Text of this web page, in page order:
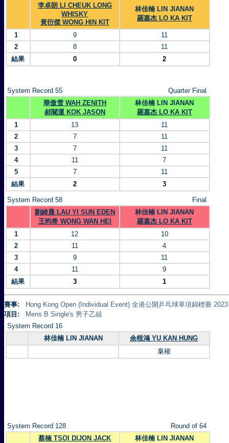
李卓朗 LI CHEUK LONG
WHISKY
黃衍傑 WONG HIN KIT
林佳楠 LIN JIANAN
羅嘉杰 LO KA KIT
1 9
11
2
8
11
結果
0 2
System Record 55
Quarter Final
華傲雪 WAH ZENITH
郝闓運 KOK JASON
林佳楠 LIN JIANAN
羅嘉杰 LO KA KIT
1
13
11
2
7
11
3
7
11
4
11
7
5
7
11
結果
2 3
System Record 58
Final
劉綺晨 LAU YI SUN EDEN
王昀希 WONG WAN HEI
林佳楠 LIN JIANAN
羅嘉杰 LO KA KIT
1
12
10
2
11
4
3
9
11
4
11
9
結果
3 1
賽事:
Hong Kong Open (Individual Event) 全港公開乒乓球單項錦標賽 2023
項目:
Mens B Single's 男子乙組
System Record 16
林佳楠 LIN JIANAN
余根鴻 YU KAN HUNG
棄權
System Record 128
Round of 64
蔡楠 TSOI DIJON JACK
林佳楠 LIN JIANAN